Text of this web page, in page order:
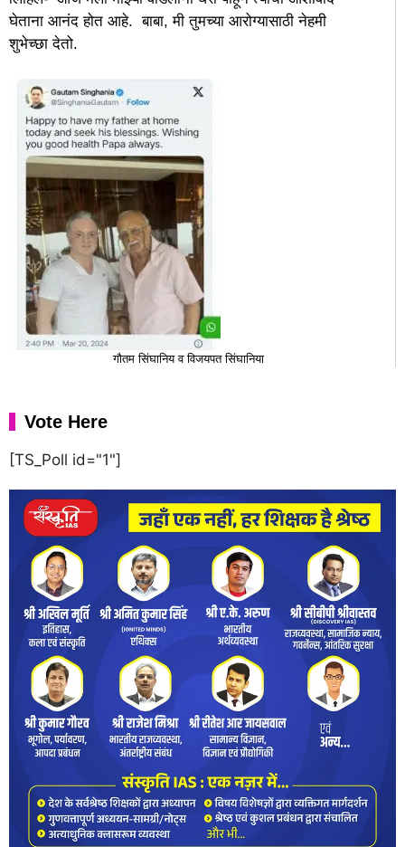
घेताना आनंद होत आहे. बाबा, मी तुमच्या आरोग्यासाठी नेहमी
शुभेच्छा देतो.
गौतम सिंघानिय व विजयपत सिंघानिया
Vote Here
[TS_Poll id="1"]